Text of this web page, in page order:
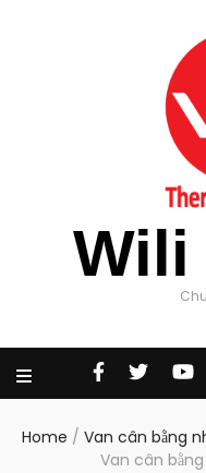
Wili
Home / Van cân bằng
Van cân